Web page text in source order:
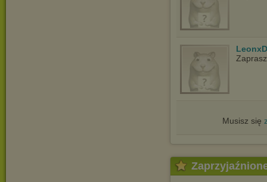
Musisz się